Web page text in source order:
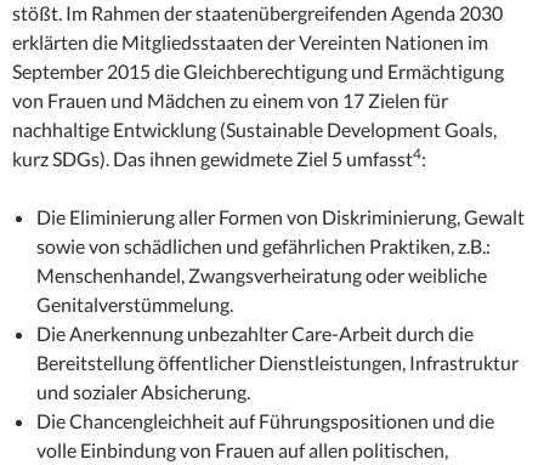
stößt. Im Rahmen der staatenübergreifenden Agenda 2030
erklärten die Mitgliedsstaaten der Vereinten Nationen im
September 2015 die Gleichberechtigung und Ermächtigung
von Frauen und Mädchen zu einem von 17 Zielen für
nachhaltige Entwicklung (Sustainable Development Goals,
kurz SDGs). Das ihnen gewidmete Ziel 5 umfasst4:
Die Eliminierung aller Formen von Diskriminierung, Gewalt
sowie von schädlichen und gefährlichen Praktiken, z.B.:
Menschenhandel, Zwangsverheiratung oder weibliche
Genitalverstümmelung.
Die Anerkennung unbezahlter Care-Arbeit durch die
Bereitstellung öffentlicher Dienstleistungen, Infrastruktur
und sozialer Absicherung.
Die Chancengleichheit auf Führungspositionen und die
volle Einbindung von Frauen auf allen politischen,